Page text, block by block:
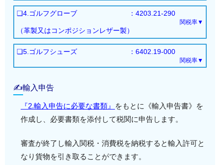
豪州：1.8%
TPP11：5.4%
モンゴル：3.6%
EU・英国：5.5％
RCEP（中国）：9％
メキシコ・マレーシア・チリ・インドネシア・
フィリピン・スイス・ベトナム・インド・ペル
ー
*1：ASEAN・豪州・ニュージーランド
WTO協定：8％
特別特恵LDC
経済連携協定（EPA）：
豪州：1.5%
TPP11：4.3%
EU・英国：4.4%
RCEP（*1）：7％
以下全て：FREE
メキシコ・マレーシア・チリ・タイ・インドネ
シア
ンド
❏4.ゴルフグローブ ：4203.21-290
関税率▼
（革製又はコンポジションレザー製）
基本：12.5％
WTO協定：12.5％
ASEAN：12.5%
EU・英国：8.6%
RCEP（*1）：12.5％
*1：ASEAN・豪州・ニュージーランド
❏5.ゴルフシューズ ：6402.19-000
関税率▼
基本：20％
WTO協定
経済連携協定（EPA）
豪州：1.2%
TPP11：3.6%
RCEP（中国）：6.1％
RCEP（*1）：5.9％
✍輸入申告
『2.輸入申告に必要な書類』
をもとに《輸入申告書》を
作成し、必要書類を添付して税関に申告します。
書類名 書類作成者等
審査が終了し輸入関税・消費税を納税すると輸入許可と
なり貨物を引き取ることができます。